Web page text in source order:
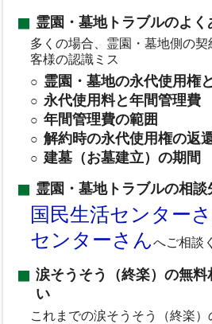
霊園・墓地トラブルのよく
多くの場合、霊園・墓地側の
客様の認識ミス
霊園・墓地の永代使用権
永代使用料と年間管理費
年間管理費の範囲
解約時の永代使用権の返
建墓（お墓建立）の期間
霊園・墓地トラブルの相談
国民生活センター
センターさんへご相談
涙そうそう（終楽）の無料
い
これまでの涙そうそう（終楽